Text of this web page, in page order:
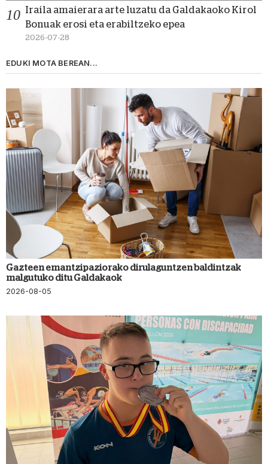
Iraila amaierara arte luzatu da Galdakaoko Kirol
Bonuak erosi eta erabiltzeko epea
2026-07-28
EDUKI MOTA BEREAN...
Gazteen emantzipaziorako dirulaguntzen baldintzak
malgutuko ditu Galdakaok
2026-08-05